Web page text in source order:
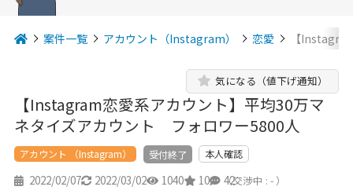
案件一覧 アカウント（Instagram） 恋愛 【
【Instagram恋愛系アカウント】平均30万マ
ネタイズアカウント フォロワー5800人
気になる（値下げ通知）
アカウント （Instagram） 受付終了 本人確認
2022/02/07 2022/03/02 1040 10 42
（交渉中 : - ）